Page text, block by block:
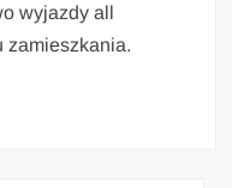
wyjazdy all
zamieszkania.